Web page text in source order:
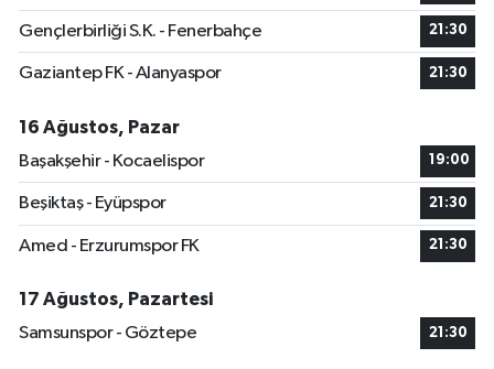
Gençlerbirliği S.K. - Fenerbahçe 21:30
Gaziantep FK - Alanyaspor 21:30
16 Ağustos, Pazar
Başakşehir - Kocaelispor
19:00
Beşiktaş - Eyüpspor 21:30
Amed - Erzurumspor FK 21:30
17 Ağustos, Pazartesi
Samsunspor - Göztepe
21:30